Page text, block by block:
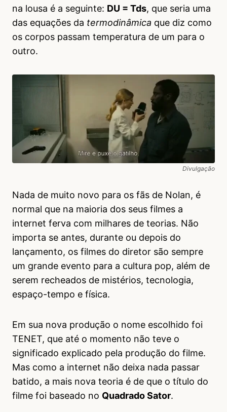
na lousa é a seguinte: DU = Tds, que seria uma
das equações da termodinâmica que diz como
os corpos passam temperatura de um para o
outro.
Divulgação
Nada de muito novo para os fãs de Nolan, é
normal que na maioria dos seus filmes a
internet ferva com milhares de teorias. Não
importa se antes, durante ou depois do
lançamento, os filmes do diretor são sempre
um grande evento para a cultura pop, além de
serem recheados de mistérios, tecnologia,
espaço-tempo e física.
Em sua nova produção o nome escolhido foi
TENET, que até o momento não teve o
significado explicado pela produção do filme.
Mas como a internet não deixa nada passar
batido, a mais nova teoria é de que o título do
filme foi baseado no Quadrado Sator.